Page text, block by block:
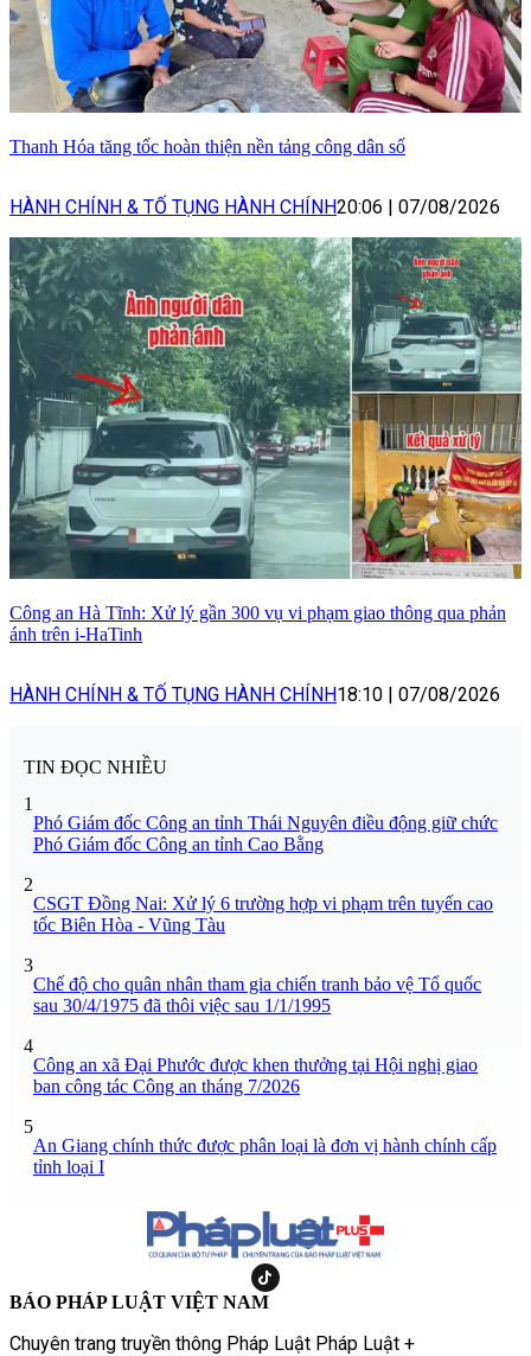
Thanh Hóa tăng tốc hoàn thiện nền tảng công dân số
HÀNH CHÍNH & TỐ TỤNG HÀNH CHÍNH20:06 07/08/2026
Công an Hà Tĩnh: Xử lý gần 300 vụ vi phạm giao thông qua phản
ánh trên i-HaTinh
HÀNH CHÍNH & TỐ TỤNG HÀNH CHÍNH18:10 07/08/2026
TIN ĐỌC NHIỀU
1
Phó Giám đốc Công an tỉnh Thái Nguyên điều động giữ chức
Phó Giám đốc Công an tỉnh Cao Bằng
2
CSGT Đồng Nai: Xử lý 6 trường hợp vi phạm trên tuyến cao
tốc Biên Hòa - Vũng Tàu
3
Chế độ cho quân nhân tham gia chiến tranh bảo vệ Tổ quốc
sau 30/4/1975 đã thôi việc sau 1/1/1995
4
Công an xã Đại Phước được khen thưởng tại Hội nghị giao
ban công tác Công an tháng 7/2026
5
An Giang chính thức được phân loại là đơn vị hành chính cấp
tỉnh loại I
BÁO PHÁP LUẬT VIỆT NAM
Chuyên trang truyền thông Pháp Luật Pháp Luật +